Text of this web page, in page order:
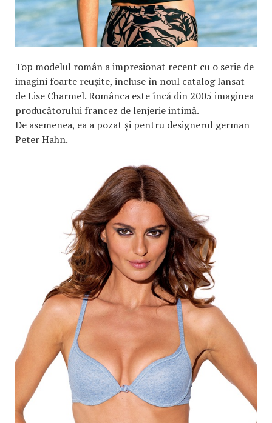
Top modelul român a impresionat recent cu o serie de
imagini foarte reuşite, incluse în noul catalog lansat
de Lise Charmel. Românca este încă din 2005 imaginea
producătorului francez de lenjerie intimă.
De asemenea, ea a pozat și pentru designerul german
Peter Hahn.